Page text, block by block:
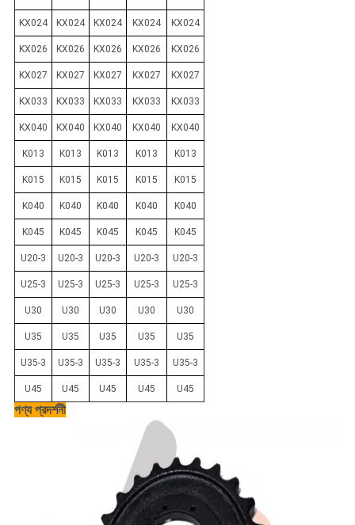
KX024 KX024 KX024 KX024 KX024
KX026 KX026 KX026 KX026 KX026
KX027 KX027 KX027 KX027 KX027
KX033 KX033 KX033 KX033 KX033
KX040 KX040 KX040 KX040 KX040
K013 K013 K013 K013 K013
K015 K015 K015 K015 K015
K040 K040 K040 K040 K040
K045 K045 K045 K045 K045
U20-3 U20-3 U20-3 U20-3 U20-3
U25-3 U25-3 U25-3 U25-3 U25-3
U30 U30 U30 U30 U30
U35 U35 U35 U35 U35
U35-3 U35-3 U35-3 U35-3 U35-3
U45 U45 U45 U45 U45
পণ্য প্রদর্শনী